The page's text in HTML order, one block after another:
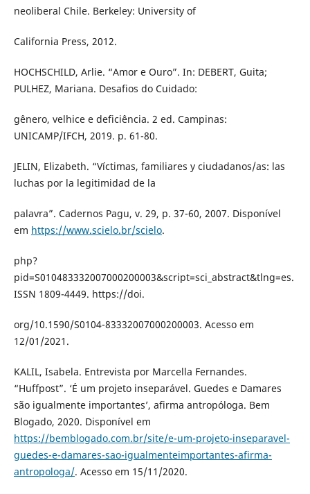
neoliberal Chile. Berkeley: University of
California Press, 2012.
HOCHSCHILD, Arlie. “Amor e Ouro”. In: DEBERT, Guita;
PULHEZ, Mariana. Desafios do Cuidado:
gênero, velhice e deficiência. 2 ed. Campinas:
UNICAMP/IFCH, 2019. p. 61-80.
JELIN, Elizabeth. “Víctimas, familiares y ciudadanos/as: las
luchas por la legitimidad de la
palavra”. Cadernos Pagu, v. 29, p. 37-60, 2007. Disponível
em https://www.scielo.br/scielo.
php?
pid=S010483332007000200003&script=sci_abstract&tlng=es.
ISSN 1809-4449. https://doi.
org/10.1590/S0104-83332007000200003. Acesso em
12/01/2021.
KALIL, Isabela. Entrevista por Marcella Fernandes.
“Huffpost”. ‘É um projeto inseparável. Guedes e Damares
são igualmente importantes’, afirma antropóloga. Bem
Blogado, 2020. Disponível em
https://bemblogado.com.br/site/e-um-projeto-inseparavel-
guedes-e-damares-sao-igualmenteimportantes-afirma-
antropologa/. Acesso em 15/11/2020.